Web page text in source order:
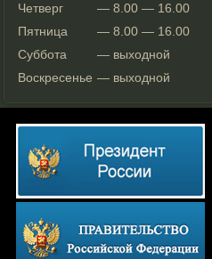
Четверг
— 8.00 — 16.00
Пятница
— 8.00 — 16.00
Суббота
— выходной
Воскресенье — выходной